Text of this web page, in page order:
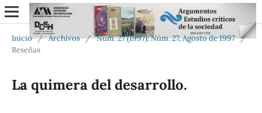
Inicio / Archivos / Núm. 27 (1997): Núm. 27, Agosto de 1997 /
Reseñas
La quimera del desarrollo.